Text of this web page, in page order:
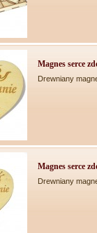
Magnes serce
Drewniany
Magnes serce
Drewniany